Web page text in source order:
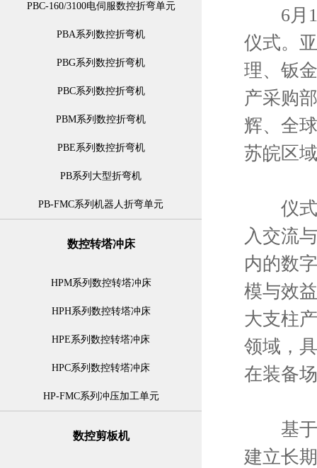
PBC-160/3100电伺服数控折弯单元
PBA系列数控折弯机
PBG系列数控折弯机
PBC系列数控折弯机
PBM系列数控折弯机
PBE系列数控折弯机
PB系列大型折弯机
PB-FMC系列机器人折弯单元
数控转塔冲床
HPM系列数控转塔冲床
HPH系列数控转塔冲床
HPE系列数控转塔冲床
HPC系列数控转塔冲床
HP-FMC系列冲压加工单元
数控剪板机
6月16
仪式。
理、钣
产采购
辉、全
苏皖区
仪式
入交流
内的数
模与效
大支柱
领域，
在装备
基于“
建立长